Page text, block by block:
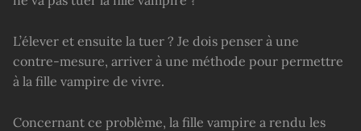
L’élever et ensuite la tuer ? Je dois penser à une
contre-mesure, arriver à une méthode pour permettre
à la fille vampire de vivre.
Concernant ce problème, la fille vampire a rendu les